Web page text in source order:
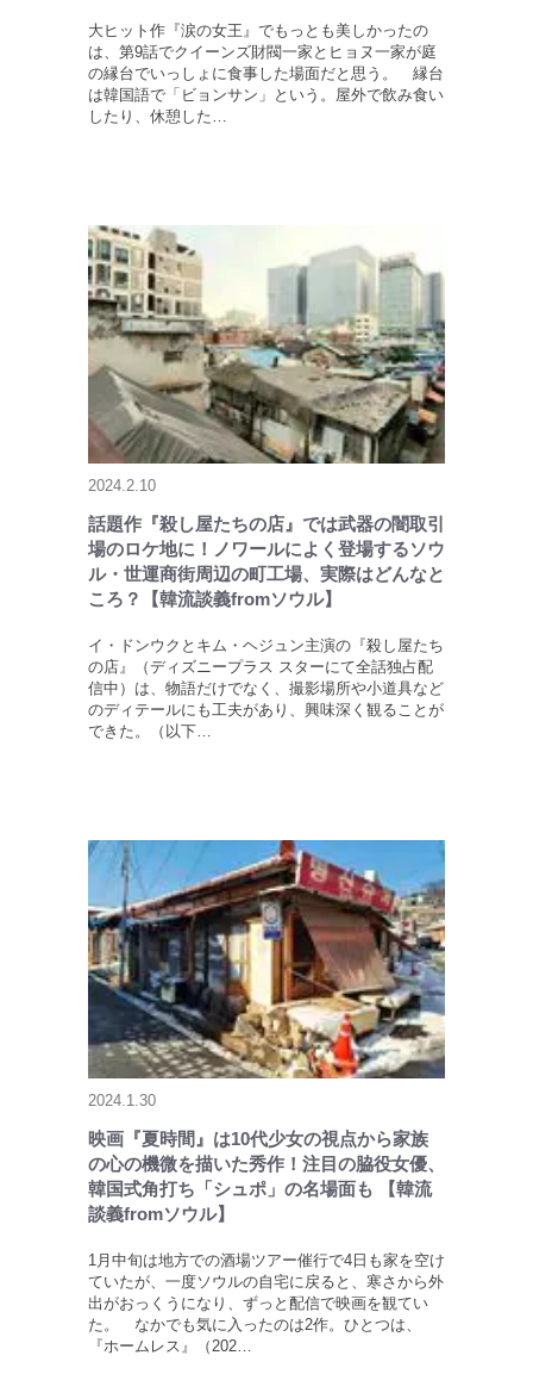
大ヒット作『涙の女王』でもっとも美しかったの
は、第9話でクイーンズ財閥一家とヒョヌ一家が庭
の縁台でいっしょに食事した場面だと思う。 縁台
は韓国語で「ビョンサン」という。屋外で飲み食い
したり、休憩した…
2024.2.10
話題作『殺し屋たちの店』では武器の闇取引
場のロケ地に！ノワールによく登場するソウ
ル・世運商街周辺の町工場、実際はどんなと
ころ？【韓流談義fromソウル】
イ・ドンウクとキム・ヘジュン主演の『殺し屋たち
の店』（ディズニープラス スターにて全話独占配
信中）は、物語だけでなく、撮影場所や小道具など
のディテールにも工夫があり、興味深く観ることが
できた。（以下…
2024.1.30
映画『夏時間』は10代少女の視点から家族
の心の機微を描いた秀作！注目の脇役女優、
韓国式角打ち「シュポ」の名場面も 【韓流
談義fromソウル】
1月中旬は地方での酒場ツアー催行で4日も家を空け
ていたが、一度ソウルの自宅に戻ると、寒さから外
出がおっくうになり、ずっと配信で映画を観てい
た。 なかでも気に入ったのは2作。ひとつは、
『ホームレス』（202…